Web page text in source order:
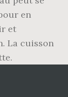
en
et
La cuisson